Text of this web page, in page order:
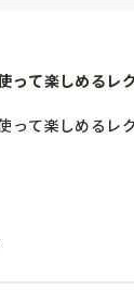
って楽しめるレ
って楽しめるレ